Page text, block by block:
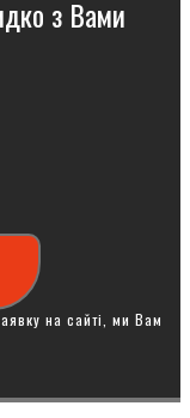
з Вами
на сайті, ми Вам